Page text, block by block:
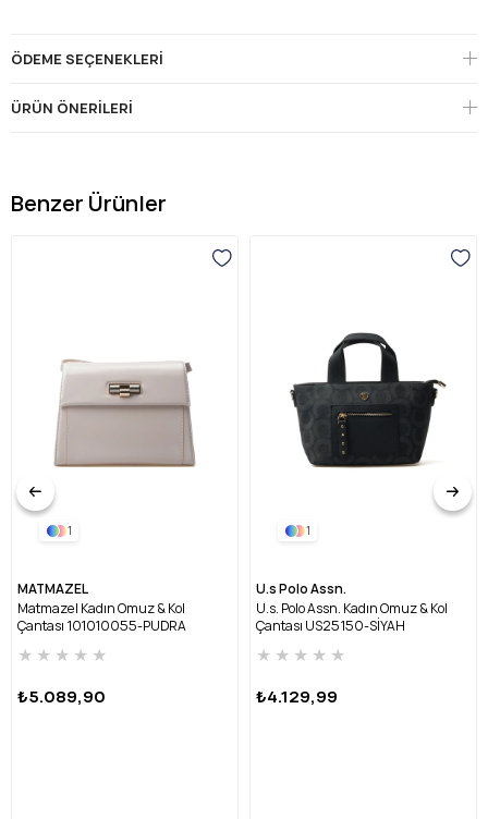
ÖDEME SEÇENEKLERI
ÜRÜN ÖNERILERI
Benzer Ürünler
1
MATMAZEL
Matmazel Kadın Omuz & Kol
Çantası 101010055-PUDRA
★ ★ ★ ★ ★
₺5.089,90
1
U.s Polo Assn.
U.s. Polo Assn. Kadın Omuz & Kol
Çantası US25150-SİYAH
★ ★ ★ ★ ★
₺4.129,99